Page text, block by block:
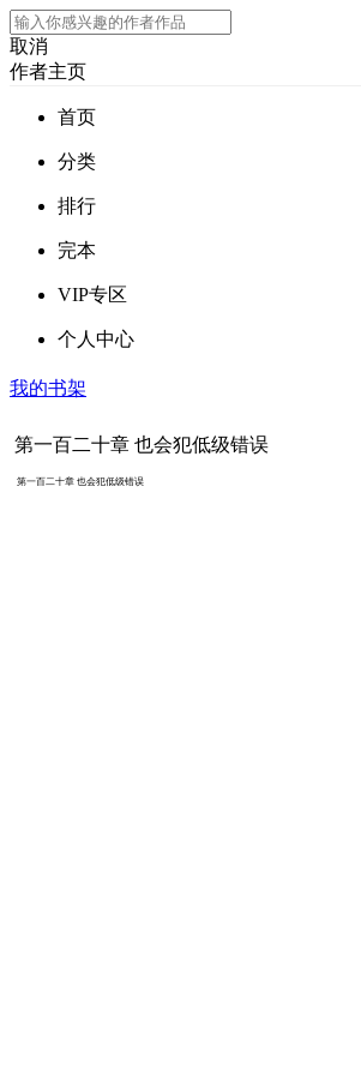
取消
作者主页
首页
分类
排行
完本
VIP专区
个人中心
我的书架
第一百二十章 也会犯低级错误
第一百二十章 也会犯低级错误